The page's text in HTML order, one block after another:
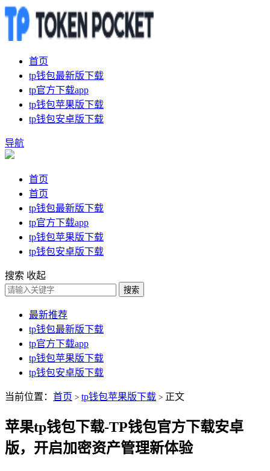
首页
tp钱包最新版下载
tp官方下载app
tp钱包苹果版下载
tp钱包安卓版下载
导航
首页
首页
tp钱包最新版下载
tp官方下载app
tp钱包苹果版下载
tp钱包安卓版下载
搜索 收起
搜索
最新推荐
tp钱包最新版下载
tp官方下载app
tp钱包苹果版下载
tp钱包安卓版下载
当前位置： 首页 > tp钱包苹果版下载 > 正文
苹果tp钱包下载-TP钱包官方下载安卓
版，开启加密资产管理新体验